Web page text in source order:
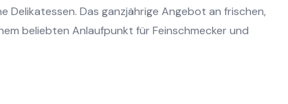
Delikatessen. Das ganzjährige Angebot an frischen,
beliebten Anlaufpunkt für Feinschmecker und